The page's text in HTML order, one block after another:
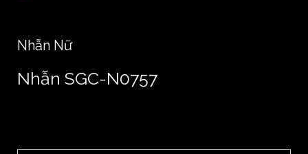
Nhẫn Nữ
Nhẫn SGC-N0757